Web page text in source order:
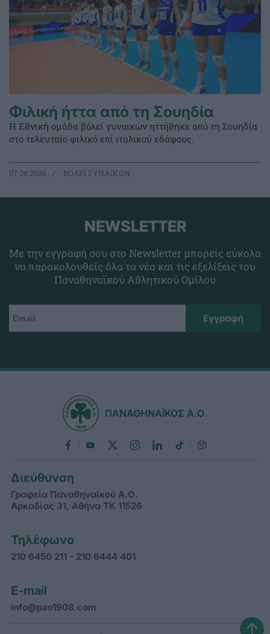
Φιλική ήττα από τη Σουηδία
Η Εθνική ομάδα βόλεϊ γυναικών ηττήθηκε από τη Σουηδία
στο τελευταίο φιλικό επί ιταλικού εδάφους.
07.08.2026 ΒΟΛΕΪ ΓΥΝΑΙΚΩΝ
NEWSLETTER
Με την εγγραφή σου στο Newsletter μπορείς εύκολα
να παρακολουθείς όλα τα νέα και τις εξελίξεις του
Παναθηναϊκού Αθλητικού Ομίλου
ΠΑΝΑΘΗΝΑΪΚΟΣ Α.Ο.
Διεύθυνση
Γραφεία Παναθηναϊκού Α.Ο.
Αρκαδίας 31, Αθήνα ΤΚ 11526
Τηλέφωνο
210 6450 211 - 210 6444 401
E-mail
info@pao1908.com
↑